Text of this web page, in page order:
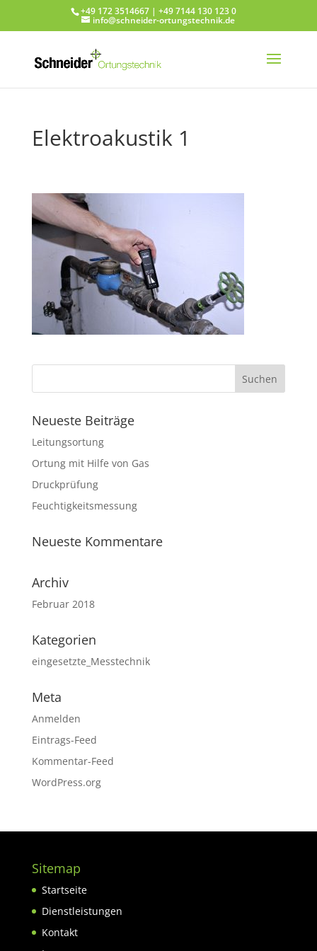
+49 172 3514667 | +49 7144 130 123 0
info@schneider-ortungstechnik.de
Elektroakustik 1
Neueste Beiträge
Leitungsortung
Ortung mit Hilfe von Gas
Druckprüfung
Feuchtigkeitsmessung
Neueste Kommentare
Archiv
Februar 2018
Kategorien
eingesetzte_Messtechnik
Meta
Anmelden
Eintrags-Feed
Kommentar-Feed
WordPress.org
Sitemap
Startseite
Dienstleistungen
Kontakt